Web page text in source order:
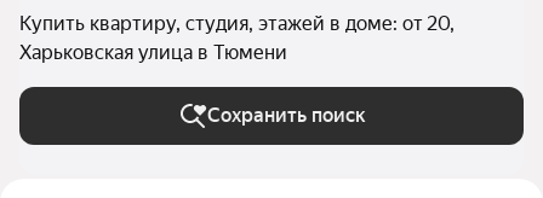
Купить квартиру, студия, этажей в доме: от 20,
Харьковская улица в Тюмени
Сохранить поиск